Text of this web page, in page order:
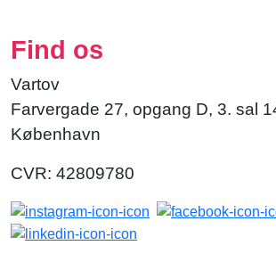
Find os
Vartov
Farvergade 27, opgang D, 3. sal
København
CVR: 42809780